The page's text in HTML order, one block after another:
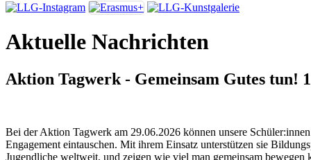
Aktuelle Nachrichten
Aktion Tagwerk - Gemeinsam Gutes tun!
Bei der Aktion Tagwerk am 29.06.2026 können unsere
Engagement eintauschen. Mit ihrem Einsatz unterstützen sie
Jugendliche weltweit, und zeigen wie viel man gemeinsam